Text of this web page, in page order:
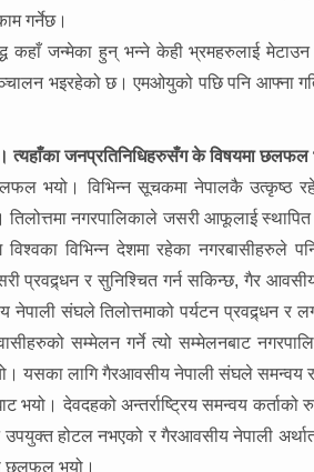
गर्नेछ।
कहाँ जन्मेका हुन् भन्ने केही भ्रमहरुलाई
भइरहेको छ। एमओयुको पछि पनि आफ्ना
त्यहाँका जनप्रतिनिधिहरुसँग के विषयमा छलफल
भयो। विभिन्न सूचकमा नेपालकै उत्कृष्ठ
नगरपालिकाले जसरी आफूलाई स्थापित
विभिन्न देशमा रहेका नगरबासीहरुले
प्रवद्र्धन र सुनिश्चित गर्न सकिन्छ, गैर
संघले तिलोत्तमाको पर्यटन प्रवद्र्धन र
सम्मेलन गर्ने त्यो सम्मेलनबाट
यसका लागि गैरआवसीय नेपाली संघले समन्वय
भयो। देवदहको अन्तर्राष्ट्रिय समन्वय कर्ताको
होटल नभएको र गैरआवसीय नेपाली अर्थात
छलफल भयो।